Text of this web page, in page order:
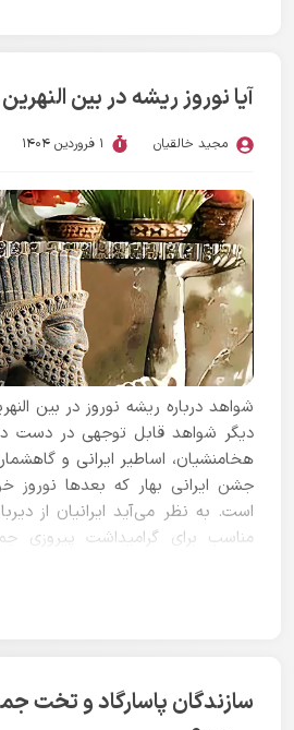
آیا نوروز ریشه در بین
مجید خالقیان 1 فروردین 1404
شواهد درباره ریشه نوروز در بین
دیگر شواهد قابل توجهی در دست
هخامنشیان، اساطیر ایرانی و
جشن ایرانی بهار که بعدها نوروز
است. به نظر می‌آید ایرانیان از
مناسب برای گرامیداشت پیروزی
اهریمنی بودند. اینکه پس از
پایان رسید و تازگی و سبزی به
زمستان و آغاز بهار است بنابراین
سازندگان پاسارگاد و تخت